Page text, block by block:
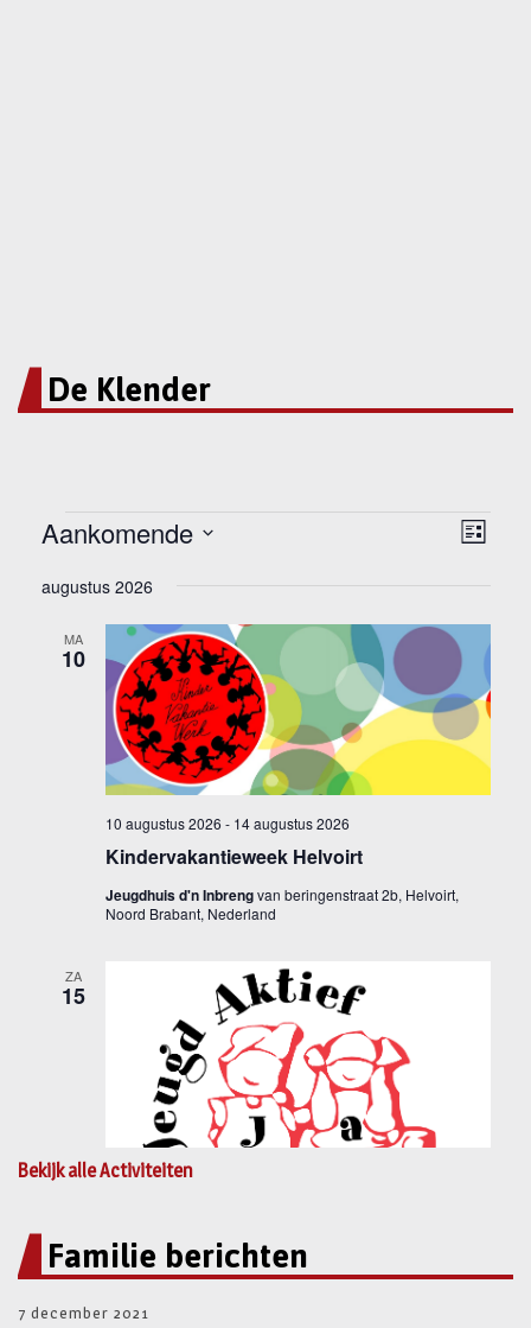
De Klender
Bekijk alle Activiteiten
Familie berichten
7 december 2021